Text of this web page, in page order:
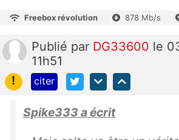
Freebox révolution 878 Mb/s
Publié par DG33600 le
11h51
!
citer
Spike333 a écrit